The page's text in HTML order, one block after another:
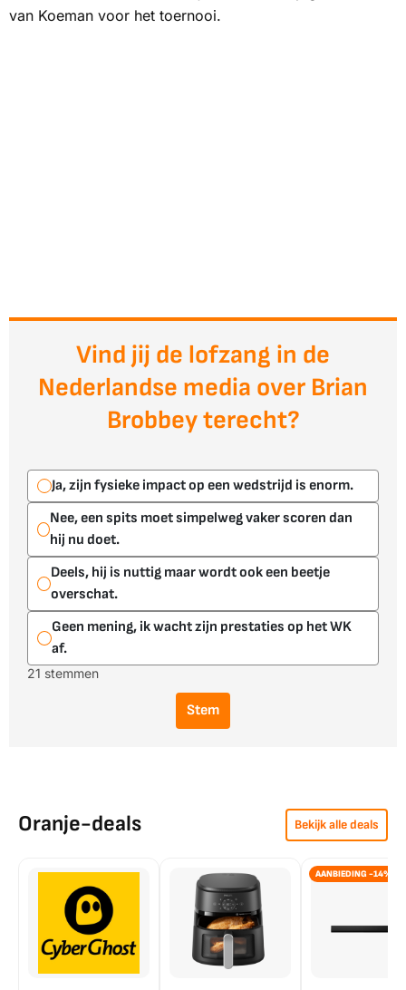
van Koeman voor het toernooi.
Vind jij de lofzang in de
Nederlandse media over Brian
Brobbey terecht?
Ja, zijn fysieke impact op een wedstrijd is enorm.
Nee, een spits moet simpelweg vaker scoren dan
hij nu doet.
Deels, hij is nuttig maar wordt ook een beetje
overschat.
Geen mening, ik wacht zijn prestaties op het WK
af.
21 stemmen
Stem
Oranje-deals Bekijk alle deals
AANBIEDING -14%